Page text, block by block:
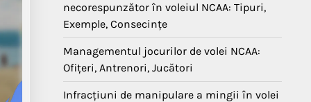
necorespunzător în voleiul NCAA: Tipuri,
Exemple, Consecințe
Managementul jocurilor de volei NCAA:
Ofițeri, Antrenori, Jucători
Infracțiuni de manipulare a mingii în volei